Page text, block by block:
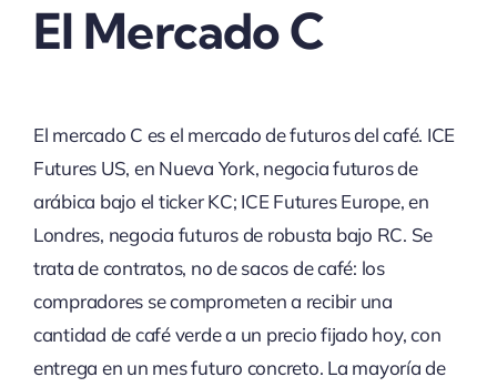
El Mercado C
El mercado C es el mercado de futuros del café. ICE
Futures US, en Nueva York, negocia futuros de
arábica bajo el ticker KC; ICE Futures Europe, en
Londres, negocia futuros de robusta bajo RC. Se
trata de contratos, no de sacos de café: los
compradores se comprometen a recibir una
cantidad de café verde a un precio fijado hoy, con
entrega en un mes futuro concreto. La mayoría de